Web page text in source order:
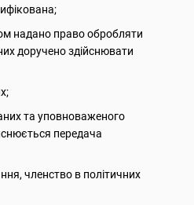
надано право обробляти
доручено здійснювати
та уповноваженого
передача
членство в політичних